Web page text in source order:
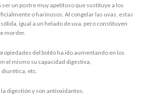
ser un postre muy apetitoso que sustituye a los
o harinosos. Al congelar las uvas, estas
igual a un helado de uva, pero constituyen
morder.
del boldo ha ido aumentando en los
el mismo su capacidad digestiva,
etc.
la digestión y son antioxidantes.